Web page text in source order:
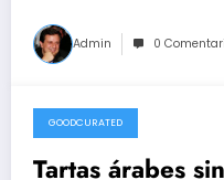
Admin 0
21/02/2021
GOODCURATED
Tartas árabes